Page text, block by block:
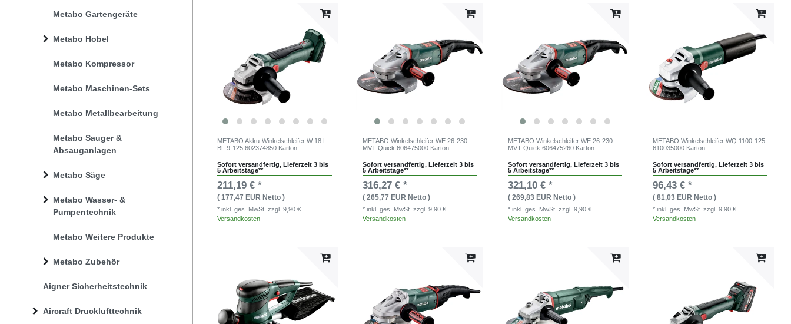
Aigner Sicherheitstechnik
Aircraft Drucklufttechnik
Metabo Gartengeräte
Metabo Hobel
Metabo Kompressor
Metabo Maschinen-Sets
Metabo Metallbearbeitung
Metabo Sauger &
Absauganlagen
Metabo Säge
Metabo Wasser- &
Pumpentechnik
Metabo Weitere Produkte
Metabo Zubehör
METABO Akku-Winkelschleifer W 18 L
BL 9-125 602374850 Karton
Sofort versandfertig, Lieferzeit 3 bis
5 Arbeitstage**
211,19 € *
( 177,47 EUR Netto )
* inkl. ges. MwSt.zzgl. 9,90 €
Versandkosten
METABO Winkelschleifer WE 26-230
MVT Quick 606475000 Karton
Sofort versandfertig, Lieferzeit 3 bis
5 Arbeitstage**
316,27 € *
( 265,77 EUR Netto )
* inkl. ges. MwSt. zzgl. 9,90 €
Versandkosten
METABO Winkelschleifer WE 26-230
MVT Quick 606475260 Karton
Sofort versandfertig, Lieferzeit 3 bis
5 Arbeitstage**
321,10 € *
( 269,83 EUR Netto )
* inkl. ges. MwSt. zzgl. 9,90 €
Versandkosten
METABO Winkelschleifer WQ 1100-125
610035000 Karton
Sofort versandfertig, Lieferzeit 3 bis
5 Arbeitstage**
96,43 € *
( 81,03 EUR Netto )
* inkl. ges. MwSt.zzgl. 9,90 €
Versandkosten